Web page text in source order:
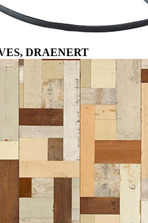
DRAENERT